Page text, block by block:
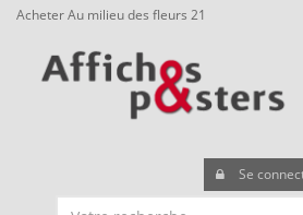
Acheter Au milieu des fleurs 21
Se